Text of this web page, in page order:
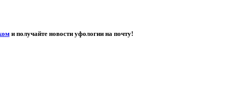
и получайте новости уфологии на почту!